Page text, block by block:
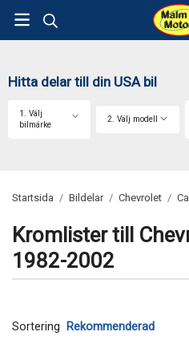
Hitta delar till din USA bil
1. Välj
bilmärke
2. Välj modell
Startsida / Bildelar / Chevrolet /
Kromlister till
1982-2002
Sortering